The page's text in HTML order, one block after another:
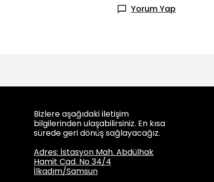
Yorum Yap
Bizlere aşağıdaki iletişim
bilgilerinden ulaşabilirsiniz. En kısa
sürede geri dönüş sağlayacağız.
Adres: İstasyon Mah. Abdülhak
Hamit Cad. No 34/4
İlkadım/Samsun